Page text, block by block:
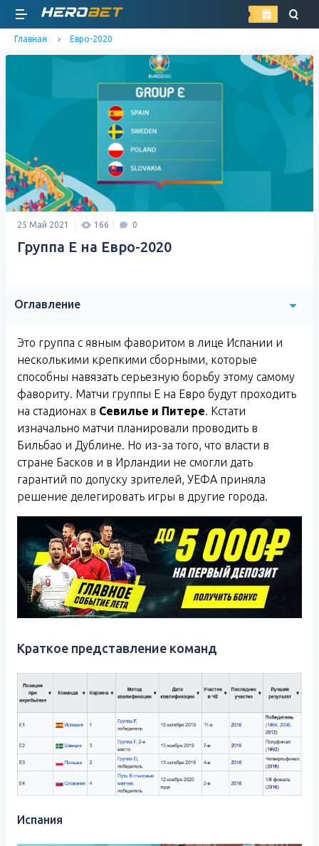
найти
Главная Евро-2020
25 Май 2021 166 0
Группа E на Евро-2020
Оглавление
Это группа с явным фаворитом в лице Испании и
несколькими крепкими сборными, которые
способны навязать серьезную борьбу этому самому
фавориту. Матчи группы Е на Евро будут проходить
на стадионах в Севилье и Питере. Кстати
изначально матчи планировали проводить в
Бильбао и Дублине. Но из-за того, что власти в
стране Басков и в Ирландии не смогли дать
гарантий по допуску зрителей, УЕФА приняла
решение делегировать игры в другие города.
Краткое представление команд
Испания